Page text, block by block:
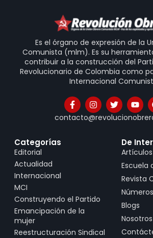
Es el órgano de expresión de la
Comunista (mlm). Es su
contribuir a la construcción del
Revolucionario de Colombia como
Internacional
Categorías
Editorial
Actualidad
Internacional
MCI
Construyendo el Partido
Emancipación de la
mujer
Reestructuración Sindical
De
Artículos
Escuela
Revista
Números
Blogs
Nosotros